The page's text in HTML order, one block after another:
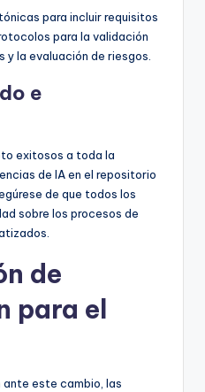
para incluir requisitos
para la validación
y la evaluación de riesgos.
e
exitosos a toda la
de IA en el repositorio
de que todos los
sobre los procesos de
de
para el
ante este cambio, las